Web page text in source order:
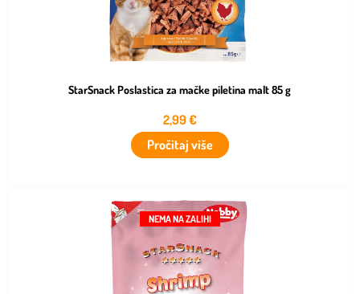
StarSnack Poslastica za mačke piletina malt 85 g
2,99€
Pročitaj više
NEMA NA ZALIHI